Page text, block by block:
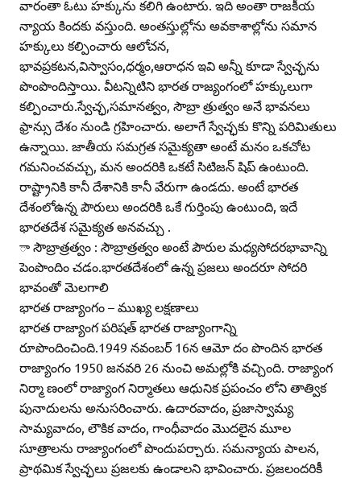
వారంతా ఓటు హక్కును కలిగి ఉంటారు. ఇది అంతా రాజకీయ
న్యాయ కిందకు వస్తుంది. అంతస్తుల్లోను అవకాశాల్లోను సమాన
హక్కులు కల్పించారు ఆలోచన,
భావప్రకటన,విస్వాసం,ధర్మం,ఆరాధన ఇవి అన్నీ కూడా స్వేచ్ఛను
పొంపొందిస్తాయి. వీటన్నిటిని భారత రాజ్యంగంలో హక్కులుగా
కల్పించారు.స్వేచ్ఛ,సమానత్వం, సౌబ్రా త్రుత్వం అనే భావనలు
ఫ్రాన్సు దేశం నుండి గ్రహించారు. అలాగే స్వేచ్ఛకు కొన్ని పరిమితులు
ఉన్నాయి. జాతీయ సమగ్రత సమైక్యతా అంటే మనం ఒకచోట
గమనించవచ్చు, మన అందరికి ఒకటే సిటిజన్‌ షిప్‌ ఉంటుంది.
రాష్ట్రానికి కానీ దేశానికి కానీ వేరుగా ఉండదు. అంటే భారత
దేశంలోఉన్న పౌరులు అందరికి ఒకే గుర్తింపు ఉంటుంది, ఇదే
భారతదేశ సమైక్యత అనవచ్చు .
ా సౌబ్రాత్రత్వం : సౌబ్రాత్రత్వం అంటే పౌరుల మధ్యసోదరభావాన్ని
పెంపొందిం చడం.భారతదేశంలో ఉన్న ప్రజలు అందరూ సోదరి
భావంతో మెలగాలి
భారత రాజ్యాంగం – ముఖ్య లక్షణాలు
భారత రాజ్యాంగ పరిషత్‌ భారత రాజ్యాంగాన్ని
రూపొందించింది.1949 నవంబర్‌ 16న ఆమో దం పొందిన భారత
రాజ్యాంగం 1950 జనవరి 26 నుంచి అమల్లోకి వచ్చింది. రాజ్యాంగ
నిర్మా ణంలో రాజ్యాంగ నిర్మాతలు ఆధునిక ప్రపంచం లోని తాత్విక
పునాదులను అనుసరించారు. ఉదారవాదం, ప్రజాస్వామ్య
సామ్యవాదం, లౌకిక వాదం, గాంధీవాదం మొదలైన మూల
సూత్రాలను రాజ్యాంగంలో పొందుపర్చారు. సమన్యాయ పాలన,
ప్రాథమిక స్వేచ్ఛలు ప్రజలకు ఉండాలని భావించారు. ప్రజలందరికీ